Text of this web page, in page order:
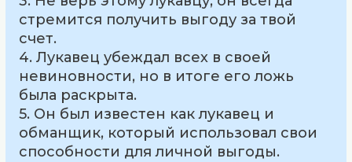
стремится получить выгоду за твой
счет.
4. Лукавец убеждал всех в своей
невиновности, но в итоге его ложь
была раскрыта.
5. Он был известен как лукавец и
обманщик, который использовал свои
способности для личной выгоды.